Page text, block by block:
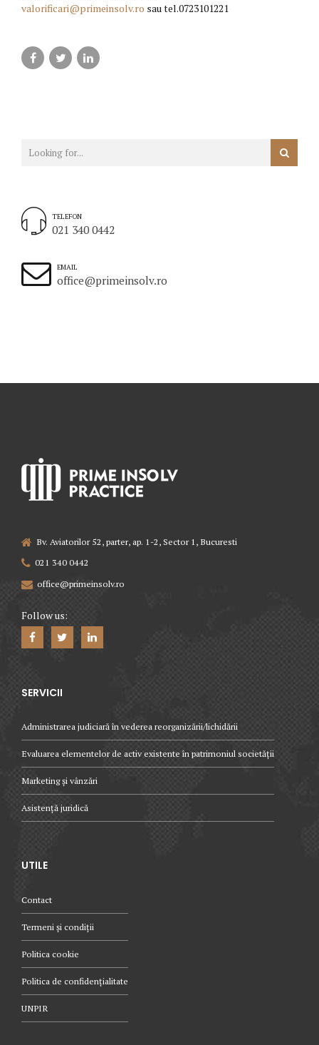
valorificari@primeinsolv.ro sau tel.0723101221
TELEFON
021 340 0442
EMAIL
office@primeinsolv.ro
Bv. Aviatorilor 52, parter, ap. 1-2, Sector 1, Bucuresti
021 340 0442
office@primeinsolv.ro
Follow us:
SERVICII
Administrarea judiciară în vederea reorganizării/lichidării
Evaluarea elementelor de activ existente în patrimoniul societății
Marketing și vânzări
Asistență juridică
UTILE
Contact
Termeni și condiții
Politica cookie
Politica de confidențialitate
UNPIR